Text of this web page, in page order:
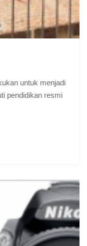
untuk menjadi
pendidikan resmi